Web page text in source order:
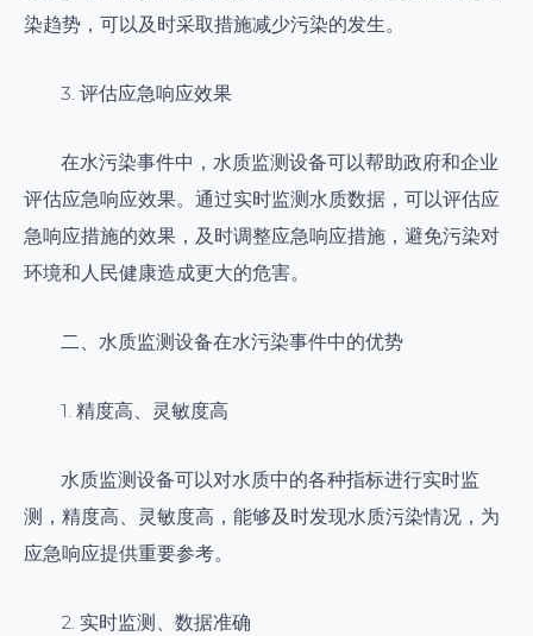
染趋势，可以及时采取措施减少污染的发生。
3. 评估应急响应效果
在水污染事件中，水质监测设备可以帮助政府和企业
评估应急响应效果。通过实时监测水质数据，可以评估应
急响应措施的效果，及时调整应急响应措施，避免污染对
环境和人民健康造成更大的危害。
二、水质监测设备在水污染事件中的优势
1. 精度高、灵敏度高
水质监测设备可以对水质中的各种指标进行实时监
测，精度高、灵敏度高，能够及时发现水质污染情况，为
应急响应提供重要参考。
2. 实时监测、数据准确